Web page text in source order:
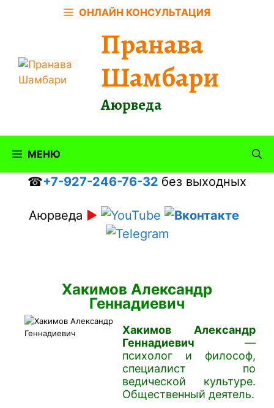
ОНЛАЙН КОНСУЛЬТАЦИЯ
Пранава
Шамбари
Аюрведа
МЕНЮ
☎+7-927-246-76-32 без выходных
Аюрведа ►
Хакимов Александр
Геннадиевич
Хакимов Александр
Геннадиевич —
психолог и философ,
специалист по
ведической культуре.
Общественный деятель.